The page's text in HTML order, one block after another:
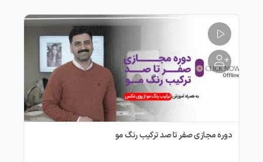
دوره مجازی صفر تا صد ترکیب رنگ مو